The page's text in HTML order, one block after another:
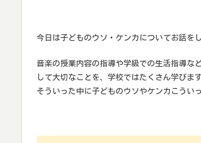
今日は子どものウソ・ケンカについてお話をし
音楽の授業内容の指導や学級での生活指導な
して大切なことを、学校ではたくさん学びます
そういった中に子どものウソやケンカこうい